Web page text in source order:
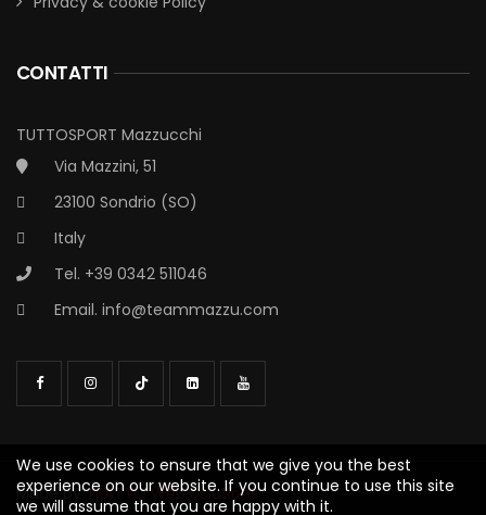
CONTATTI
TUTTOSPORT Mazzucchi
Via Mazzini, 51
23100 Sondrio (SO)
Italy
Tel. +39 0342 511046
Email. info@teammazzu.com
Made byTRATTO Web Solutions
We use cookies to ensure that we give you the best
experience on our website. If you continue to use this site
we will assume that you are happy with it.